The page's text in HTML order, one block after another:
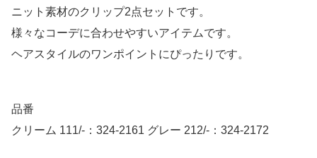
ニット素材のクリップ2点セットです。
様々なコーデに合わせやすいアイテムです。
ヘアスタイルのワンポイントにぴったりです。
品番
クリーム 111/-：324-2161 グレー 212/-：324-2172